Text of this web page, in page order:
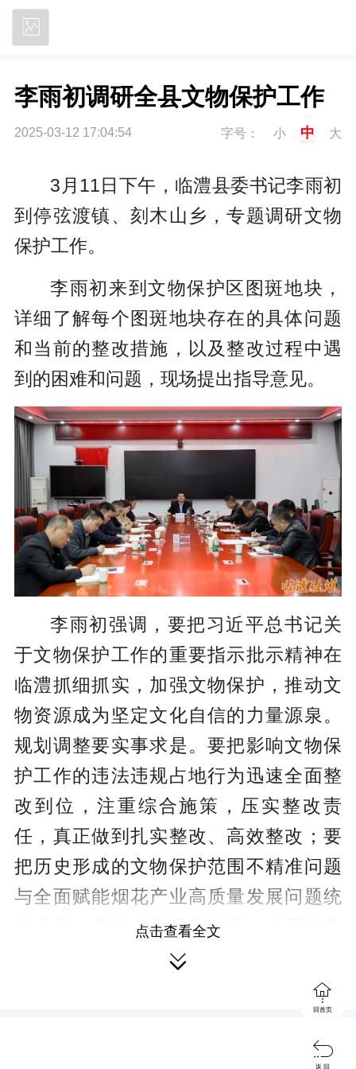
李雨初调研全县文物保护工作
2025-03-12 17:04:54 字号： 小 中 大
3月11日下午，临澧县委书记李雨初
到停弦渡镇、刻木山乡，专题调研文物
保护工作。
李雨初来到文物保护区图斑地块，
详细了解每个图斑地块存在的具体问题
和当前的整改措施，以及整改过程中遇
到的困难和问题，现场提出指导意见。
李雨初强调，要把习近平总书记关
于文物保护工作的重要指示批示精神在
临澧抓细抓实，加强文物保护，推动文
物资源成为坚定文化自信的力量源泉。
规划调整要实事求是。要把影响文物保
护工作的违法违规占地行为迅速全面整
改到位，注重综合施策，压实整改责
任，真正做到扎实整改、高效整改；要
把历史形成的文物保护范围不精准问题
与全面赋能烟花产业高质量发展问题统
筹考虑，坚持科学规划引领，在严格遵
循历史文化遗产保护规范的基础上优化
产业布局，同步健全文物保护长效管理
机制和烟花产业转型升级促进机制。政
策宣传要入脑入心。要加大宣传力度，
点击查看全文


回首页

返 回